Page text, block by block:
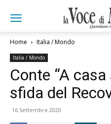
Home Italia / Mondo
Italia / Mondo
Conte “A
sfida del
16 Settembre 2020